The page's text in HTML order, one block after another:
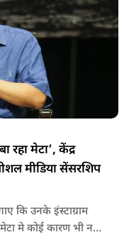
मेटा’, केंद्र
मीडिया सेंसरशिप
कि उनके इंस्टाग्राम
मे कोई कारण भी नहीं